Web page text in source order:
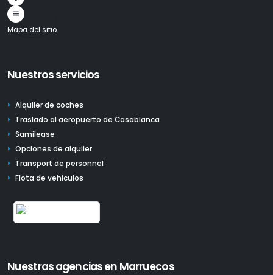
Mapa del sitio
Nuestros servicios
Alquiler de coches
Traslado al aeropuerto de Casablanca
Samilease
Opciones de alquiler
Transport de personnel
Flota de vehículos
Nuestras agencias en Marruecos